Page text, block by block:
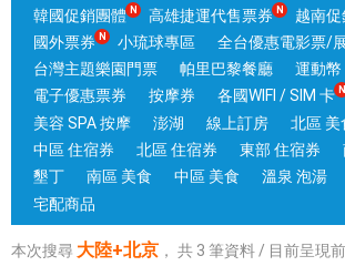
國
旅
卡
門
市
可
核
；
銷
韓國促銷團體
高雄捷運代售票券
越南
國外票券
小琉球專區
全台優惠電影票/
台灣主題樂園門票
帕里巴黎餐廳
運動幣
電子優惠票券
按摩券 各國WIFI / SIM 卡
美容 SPA 按摩
澎湖 線上訂房
北區 美
中區 住宿券
北區 住宿券 東部 住宿券
墾丁
南區 美食 中區 美食 溫泉 泡湯
宅配商品
本次搜尋 大陸+北京 ， 共 3 筆資料 / 目前呈現前